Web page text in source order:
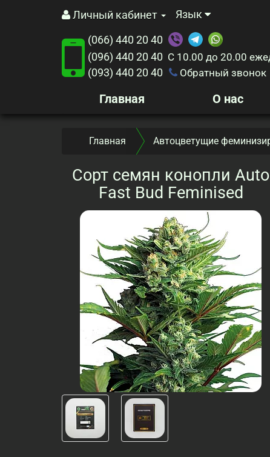
Личный кабинет Язык
(066) 440 20 40
(096) 440 20 40 С 10.00 до 20.00
(093) 440 20 40 Обратный звонок
Главная О нас
Главная Автоцветущие
Сорт семян конопли Auto
Fast Bud Feminised